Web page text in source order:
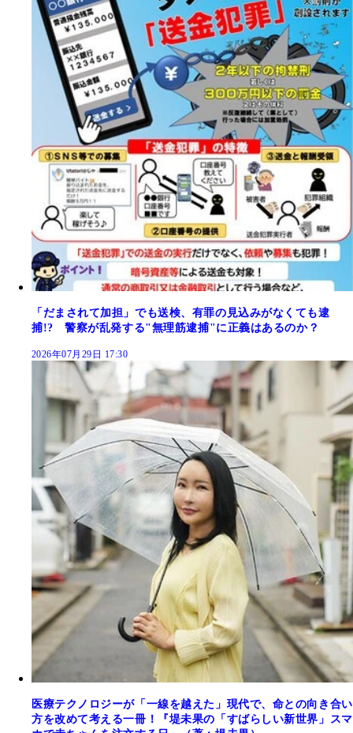
「だまされて加担」でも送検、有罪の見込みがなくても逮
捕!? 警察が乱発する"無理筋逮捕"に正義はあるのか？
2026年07月29日 17:30
医療テクノロジーが「一線を越えた」現代で、命との向き合い
方を改めて考える一冊！『堤未果の「すばらしい新世界」スマ